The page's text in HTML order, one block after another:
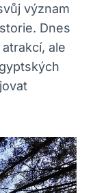
význam
Dnes
ale